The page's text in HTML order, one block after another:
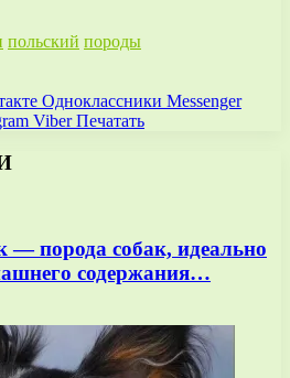
польский породы
Одноклассники Messenger
Viber Печатать
порода собак, идеально
содержания…